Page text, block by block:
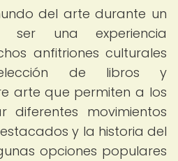
del arte durante un
ser una experiencia
anfitriones culturales
de libros y
arte que permiten a los
diferentes movimientos
y la historia del
opciones populares